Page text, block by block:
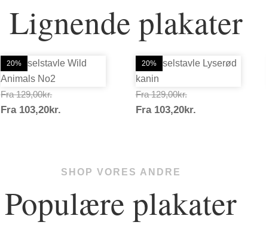
Lignende plakater
20%
Fra 129,00kr.Prisinterval:
129,00kr.
Fra 103,20kr.
20%
Fra 129,00kr.Prisinterval:
129,00kr.
Fra 103,20kr.Prisinterval:
SHOP VORES ANDRE
Populære plakater